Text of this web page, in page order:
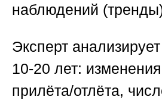
наблюдений
Эксперт
10-20 лет:
прилёта/отлёта,